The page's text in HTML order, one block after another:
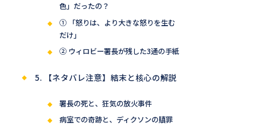
色」だったの？
① 「怒りは、より大きな怒りを生む
だけ」
② ウィロビー署長が残した3通の手紙
5. 【ネタバレ注意】結末と核心の解説
署長の死と、狂気の放火事件
病室での奇跡と、ディクソンの贖罪